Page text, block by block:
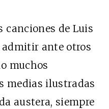
canciones de Luis
admitir ante otros
muchos
medias ilustradas
austera, siempre